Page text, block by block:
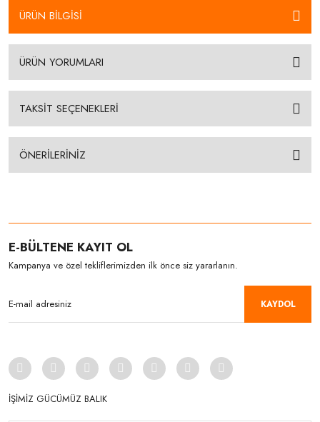
ÜRÜN BİLGİSİ
ÜRÜN YORUMLARI
TAKSİT SEÇENEKLERİ
ÖNERİLERİNİZ
E-BÜLTENE KAYIT OL
Kampanya ve özel tekliflerimizden ilk önce siz yararlanın.
KAYDOL
İŞİMİZ GÜCÜMÜZ BALIK